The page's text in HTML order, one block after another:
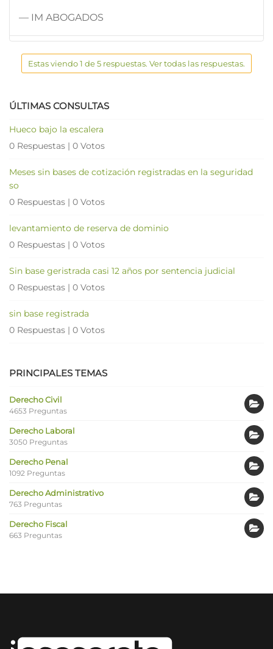
— IM ABOGADOS
Estas viendo 1 de 5 respuestas. Ver todas las respuestas.
ÚLTIMAS CONSULTAS
Hueco bajo la escalera
0 Respuestas | 0 Votos
Meses sin bases de cotización registradas en la seguridad
so
0 Respuestas | 0 Votos
levantamiento de reserva de dominio
0 Respuestas | 0 Votos
Sin base geristrada casi 12 años por sentencia judicial
0 Respuestas | 0 Votos
sin base registrada
0 Respuestas | 0 Votos
PRINCIPALES TEMAS
Derecho Civil
4653 Preguntas
Derecho Laboral
3050 Preguntas
Derecho Penal
1092 Preguntas
Derecho Administrativo
763 Preguntas
Derecho Fiscal
663 Preguntas